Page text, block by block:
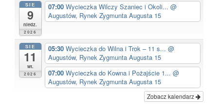
SIE
9
niedz.
2026
07:00 Wycieczka Wilczy Szaniec i Okoli... @
Augustów, Rynek Zygmunta Augusta 15
SIE
11
wt.
2026
05:30 Wycieczka do Wilna i Trok – 11 s... @
Augustów, Rynek Zygmunta Augusta 15
07:00 Wycieczka do Kowna i Pożajście 1... @
Augustów, Rynek Zygmunta Augusta 15
Zobacz kalendarz